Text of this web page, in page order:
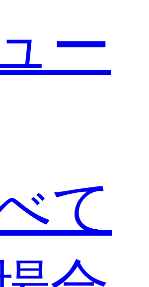
ー
て